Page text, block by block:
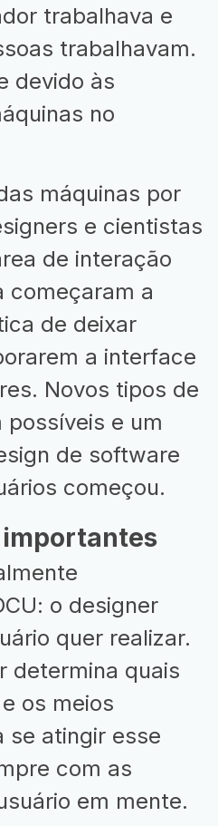
trabalhava e
trabalhavam.
devido às
no
máquinas por
e cientistas
de interação
começaram a
de deixar
a interface
Novos tipos de
e um
de software
começou.
o designer
quer realizar.
determina quais
os meios
se atingir esse
com as
em mente.